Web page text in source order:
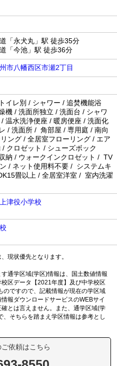
「永犬丸」駅 徒歩35分
「今池」駅 徒歩36分
市八幡西区市瀬2丁目
イレ別 / シャワー / 追焚機能浴
機 / 洗面所独立 / 洗面台 / シャワ
温水洗浄便座 / 暖房便座 / 洗面化
/ 洗面所 / 角部屋 / 専用庭 / 南向
ング / 全居室フローリング / エア
クロゼット / シューズボック
納 / ウォークインクロゼット / TV
/ ネット使用料不要 / システムキ
畳以上 / 全居室洋室 / 室内洗濯
上津役小学校
現状優先となります。
通学区域(学区)情報は、国土数値情報
区データ【2021年度】及び中学校区
ですので、記載情報が現在の学区域
報ダウンロードサービスのWEBサイ
とは言えません。また、通学区域(学
、そちらを踏まえ学区情報は参考とし
依頼はこちら